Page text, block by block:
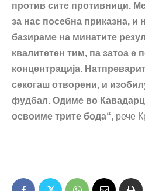
против сите противници.
за нас посебна приказна, и
базираме на минатите
квалитетен тим, па затоа е
концентрација.
секогаш отворени, и
фудбал. Одиме во
освоиме трите бода“, рече